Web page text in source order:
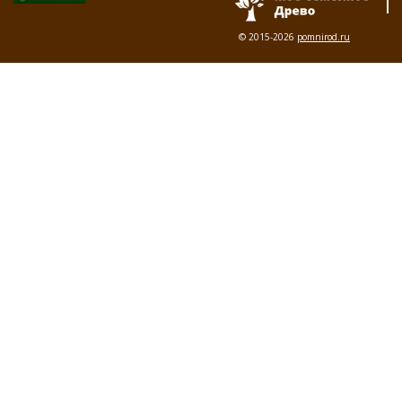
© 2015-2026 pomnirod.ru